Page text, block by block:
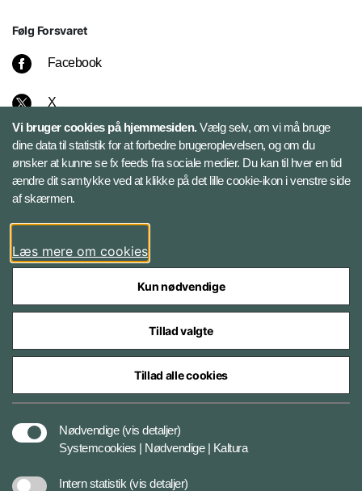
Følg Forsvaret
Facebook
X
Instagram
Bluesky
LinkedIn
Styrelser og myndigheder under Forsvarsministeriet
Vi bruger cookies på hjemmesiden.Vælg selv, om vi må bruge
dine data til statistik for at forbedre brugeroplevelsen, og om du
ønsker at kunne se fx feeds fra sociale medier. Du kan til hver en tid
ændre dit samtykke ved at klikke på det lille cookie-ikon i venstre side
af skærmen.
Læs mere om cookies
Kun nødvendige
Tillad valgte
Tillad alle cookies
Nødvendige (vis detaljer)
Systemcookies | Nødvendige | Kaltura
Intern statistik (vis detaljer)